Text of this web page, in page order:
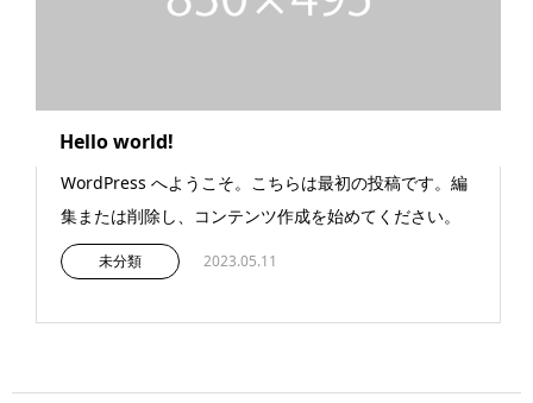
Hello world!
WordPress へようこそ。こちらは最初の投稿です。編
集または削除し、コンテンツ作成を始めてください。
未分類 2023.05.11